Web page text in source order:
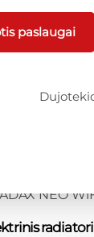
paslaugai
ADAX NEO